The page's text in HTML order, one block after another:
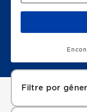
Filtre por